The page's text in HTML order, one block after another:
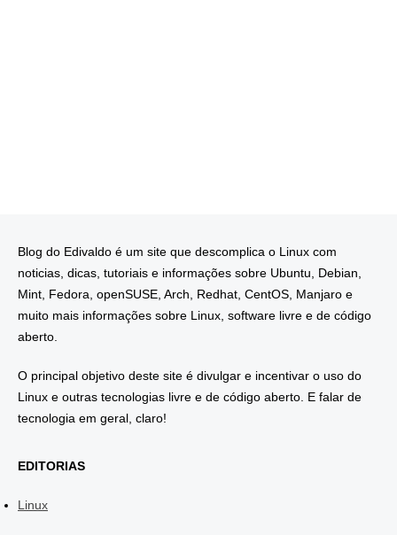
Blog do Edivaldo é um site que descomplica o Linux com
noticias, dicas, tutoriais e informações sobre Ubuntu, Debian,
Mint, Fedora, openSUSE, Arch, Redhat, CentOS, Manjaro e
muito mais informações sobre Linux, software livre e de código
aberto.
O principal objetivo deste site é divulgar e incentivar o uso do
Linux e outras tecnologias livre e de código aberto. E falar de
tecnologia em geral, claro!
EDITORIAS
Linux